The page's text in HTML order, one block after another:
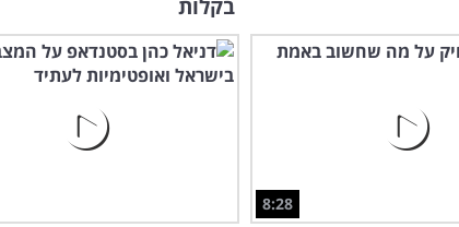
בקלות
8:28